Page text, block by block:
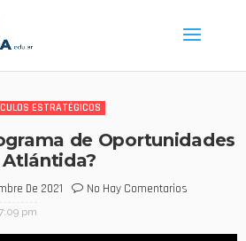
ESTRATÉGICOS
de Oportunidades
De 2021 No Hay Comentarios
pm